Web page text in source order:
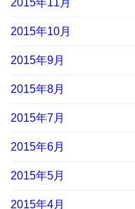
2015年11月
2015年10月
2015年9月
2015年8月
2015年7月
2015年6月
2015年5月
2015年4月